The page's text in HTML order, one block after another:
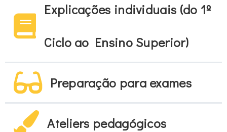
Explicações individuais (do 1º
Ciclo ao Ensino Superior)
Preparação para exames
Ateliers pedagógicos